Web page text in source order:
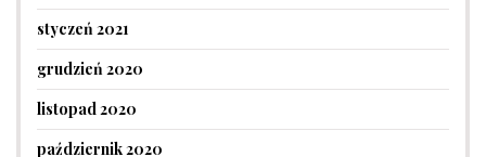
styczeń 2021
grudzień 2020
listopad 2020
październik 2020